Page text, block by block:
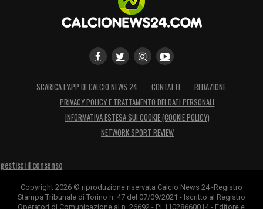
SCARICA L’APP DI CALCIO NEWS 24 CONTATTI
REDAZIONE
PRIVACY POLICY E TRATTAMENTO DEI DATI PERSONALI
INFORMATIVA ESTESA SUI COOKIE (COOKIE POLICY)
NETWORK SPORT REVIEW
gestisci il consenso
Copyright 2026 © riproduzione riservata Calcio News 24 -Registro
Stampa Tribunale di Torino n. 47 del 07/09/2021 - Iscritto al Registro
Operatori di Comunicazione al n. 26692 - P.I.11028660014 - Editore e